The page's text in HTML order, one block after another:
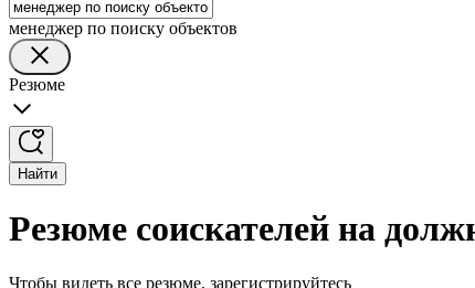
менеджер по поиску объектов
Резюме
Найти
Резюме соискателей на
Чтобы видеть все резюме, зарегистрируйтесь